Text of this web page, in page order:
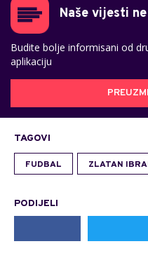
Naše vijesti
Budite bolje informisani od
aplikaciju
TAGOVI
FUDBAL ZLATAN
PODIJELI